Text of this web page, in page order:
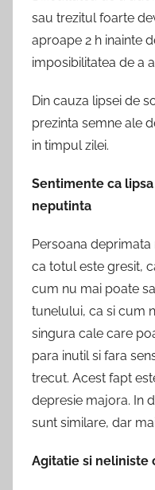
sau trezitul foarte
aproape 2 h inainte
imposibilitatea de a
Din cauza lipsei de
prezinta semne ale
in timpul zilei.
Sentimente ca
neputinta
Persoana
ca totul este gresit,
cum nu mai poate
tunelului, ca si cum
singura cale care
para inutil si fara
trecut. Acest fapt
depresie majora. In
sunt similare, dar
Agitatie si neliniste